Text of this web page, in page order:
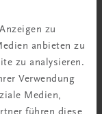
zu
anbieten zu
zu analysieren.
Verwendung
Medien,
führen diese